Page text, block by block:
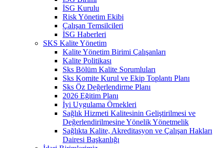
İSG Kurulu
Risk Yönetim Ekibi
Çalışan Temsilcileri
İSG Haberleri
SKS Kalite Yönetim
Kalite Yönetim Birimi Çalışanları
Kalite Politikası
Sks Bölüm Kalite Sorumluları
Sks Komite Kurul ve Ekip Toplantı Planı
Sks Öz Değerlendirme Planı
2026 Eğitim Planı
İyi Uygulama Örnekleri
Sağlık Hizmeti Kalitesinin Geliştirilmesi ve
Değerlendirilmesine Yönelik Yönetmelik
Sağlıkta Kalite, Akreditasyon ve Çalışan Hakları
Dairesi Başkanlığı